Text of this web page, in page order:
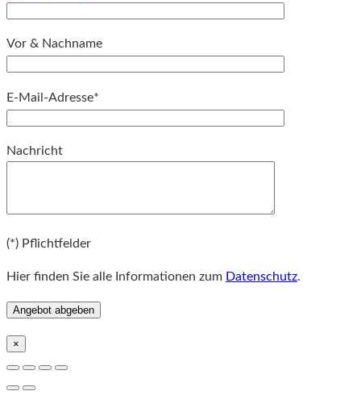
Vor & Nachname
E-Mail-Adresse*
Nachricht
(*) Pflichtfelder
Hier finden Sie alle Informationen zum Datenschutz.
×